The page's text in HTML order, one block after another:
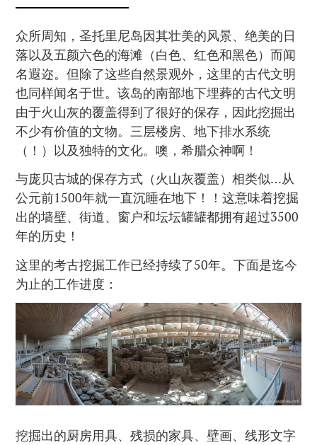
众所周知，圣托里尼岛因其壮美的风景、绝美的日
落以及五颜六色的海滩（白色、红色和黑色）而闻
名遐迩。但除了这些自然景观外，这里的古代文明
也同样闻名于世。该岛的南部地下埋葬的古代文明
由于火山灰的覆盖得到了很好的保存，因此挖掘出
不少有价值的文物。三层楼房、地下排水系统
（！）以及独特的文化。噢，希腊众神啊！
与庞贝古城的保存方式（火山灰覆盖）相类似…从
公元前1500年就一直沉睡在地下！！这意味着挖掘
出的墙壁、街道、窗户和坛坛罐罐都拥有超过3500
年的历史！
这里的考古挖掘工作已经持续了50年。下面是迄今
为止的工作进度：
挖掘出的厨房用具、残损的家具、壁画、线形文字